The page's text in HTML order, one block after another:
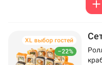
–22%
XL выбор гостей